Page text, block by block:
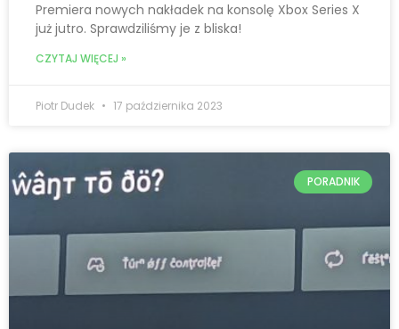
Premiera nowych nakładek na konsolę Xbox Series X
już jutro. Sprawdziliśmy je z bliska!
CZYTAJ WIĘCEJ »
Piotr Dudek 17 października 2023
PORADNIK